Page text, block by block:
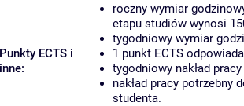
Punkty ECTS i
inne:
roczny wymiar
etapu studiów wynosi
tygodniowy wymiar
1 punkt ECTS
tygodniowy nakład
nakład pracy potrzebny
studenta.